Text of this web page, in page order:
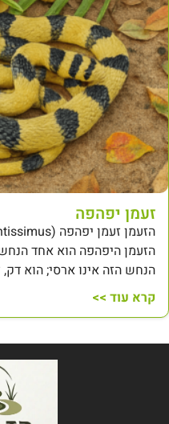
זעמן יפהפה
הזעמן היפהפה הוא אחד
הנחש הזה אינו ארסי; הוא דק,
קרא עוד >>